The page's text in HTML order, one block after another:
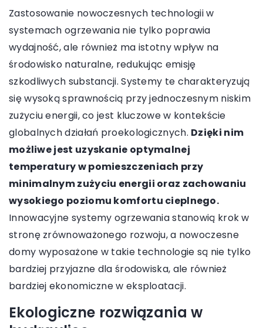
Zastosowanie nowoczesnych technologii w
systemach ogrzewania nie tylko poprawia
wydajność, ale również ma istotny wpływ na
środowisko naturalne, redukując emisję
szkodliwych substancji. Systemy te charakteryzują
się wysoką sprawnością przy jednoczesnym niskim
zużyciu energii, co jest kluczowe w kontekście
globalnych działań proekologicznych. Dzięki nim
możliwe jest uzyskanie optymalnej
temperatury w pomieszczeniach przy
minimalnym zużyciu energii oraz zachowaniu
wysokiego poziomu komfortu cieplnego.
Innowacyjne systemy ogrzewania stanowią krok w
stronę zrównoważonego rozwoju, a nowoczesne
domy wyposażone w takie technologie są nie tylko
bardziej przyjazne dla środowiska, ale również
bardziej ekonomiczne w eksploatacji.
Ekologiczne rozwiązania w